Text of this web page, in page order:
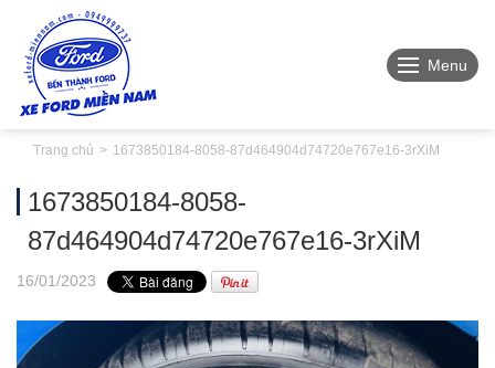
Menu
Trang chủ 1673850184-8058-87d464904d74720e767e16-3rXiM
1673850184-8058-
87d464904d74720e767e16-3rXiM
16/01/2023